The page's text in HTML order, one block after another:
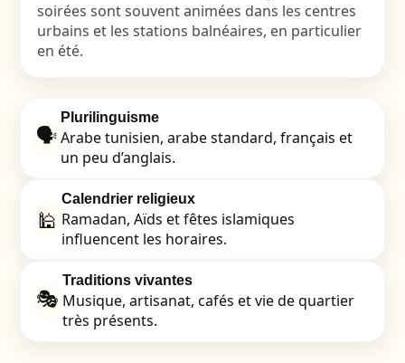
soirées sont souvent animées dans les centres
urbains et les stations balnéaires, en particulier
en été.
🗣️
Plurilinguisme
Arabe tunisien, arabe standard, français et
un peu d’anglais.
🕌
Calendrier religieux
Ramadan, Aïds et fêtes islamiques
influencent les horaires.
🎭
Traditions vivantes
Musique, artisanat, cafés et vie de quartier
très présents.